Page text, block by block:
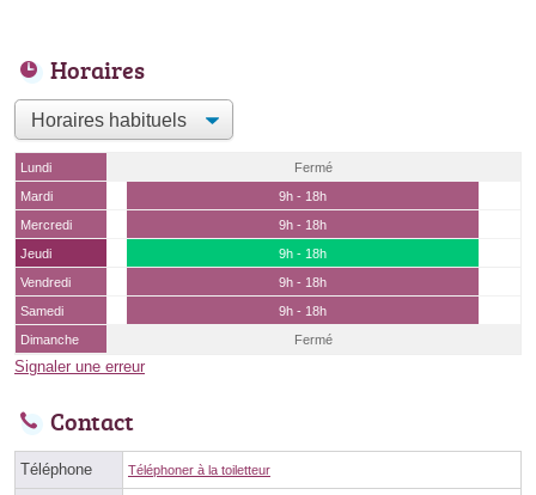
Horaires
Lundi
Fermé
Mardi
9h - 18h
Mercredi
9h - 18h
Jeudi
9h - 18h
Vendredi
9h - 18h
Samedi
9h - 18h
Dimanche
Fermé
Signaler une erreur
Contact
Téléphone Téléphoner à la toiletteur